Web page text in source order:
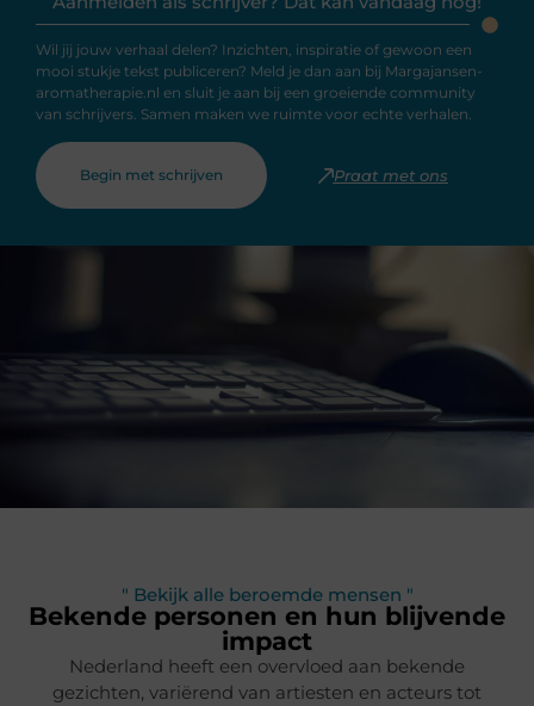
Wil jij jouw verhaal delen? Inzichten, inspiratie of gewoon een
mooi stukje tekst publiceren? Meld je dan aan bij Margajansen-
aromatherapie.nl en sluit je aan bij een groeiende community
van schrijvers. Samen maken we ruimte voor echte verhalen.
Begin met schrijven Praat met ons
" Bekijk alle beroemde mensen "
Bekende personen en hun blijvende
impact
Nederland heeft een overvloed aan bekende
gezichten, variërend van artiesten en acteurs tot